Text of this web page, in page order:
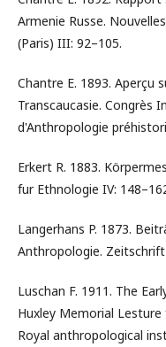
Armenie Russe.
(Paris) III: 92–105.
Chantre E. 1893. Aperçu
Transcaucasie. Congrès
d'Anthropologie
Erkert R. 1883.
fur Ethnologie IV:
Langerhans P. 1873.
Anthropologie.
Luschan F. 1911. The
Huxley Memorial
Royal anthropological